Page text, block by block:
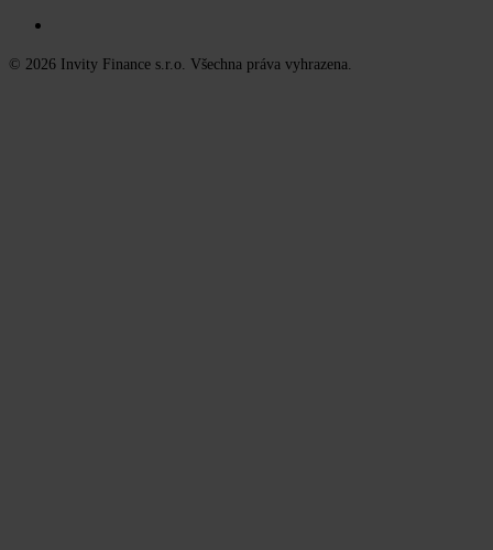
© 2026 Invity Finance s.r.o. Všechna práva vyhrazena.